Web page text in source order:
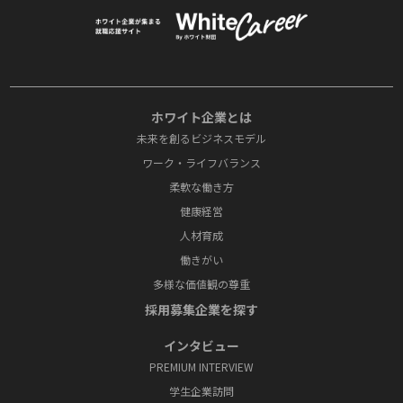
ホワイト企業とは
未来を創るビジネスモデル
ワーク・ライフバランス
柔軟な働き方
健康経営
人材育成
働きがい
多様な価値観の尊重
採⽤募集企業を探す
インタビュー
PREMIUM INTERVIEW
学⽣企業訪問